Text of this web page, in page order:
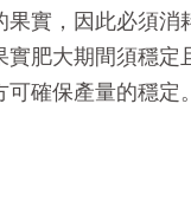
果實，因此必須消
實肥大期間須穩定
確保產量的穩定。